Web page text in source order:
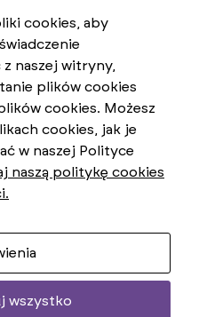
cookies, aby
naszej witryny,
plików cookies
cookies. Możesz
cookies, jak je
w naszej Polityce
naszą politykę cookies
wszystko